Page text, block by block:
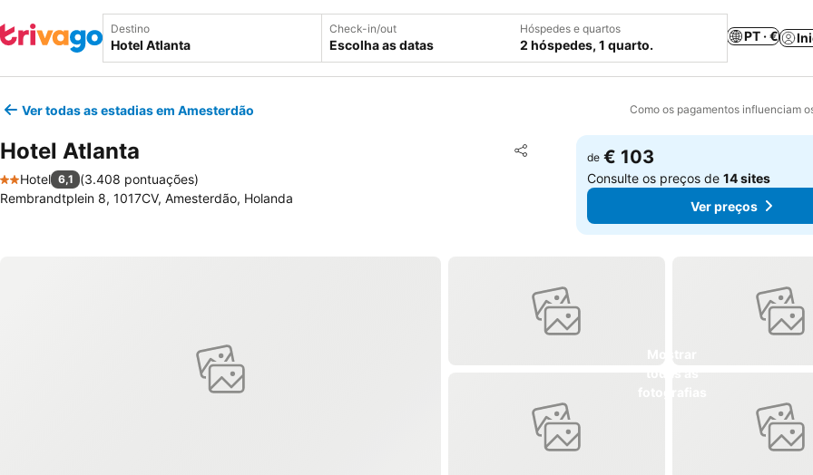
Destino Check-in/out
Escolha as datas
Hóspedes e quartos
2 hóspedes, 1 quarto.
PT · €
Ver todas as estadias em Amesterdão Como os pagamentos influenciam
Hotel Atlanta Partilhar
Adicionar aos favoritos
2 Estrelas
Hotel 6,1 (3.408 pontuações)
Rembrandtplein 8, 1017CV, Amesterdão, Holanda
de € 103
Consulte os preços de14 sites
Ver preços